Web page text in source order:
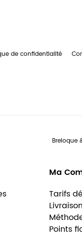
de confidentialité
Breloque
Ma
Tarifs
Points